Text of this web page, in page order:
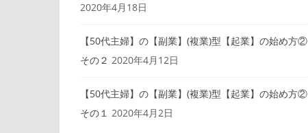
2020年4月18日
【50代主婦】の【副業】(複業)型【起業】の始め方②
その２ 2020年4月12日
【50代主婦】の【副業】(複業)型【起業】の始め方②
その１ 2020年4月2日